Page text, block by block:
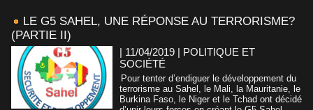
LE G5 SAHEL, UNE RÉPONSE AU TERRORISME?
(PARTIE II)
| 11/04/2019 | POLITIQUE ET
SOCIÉTÉ
Pour tenter d’endiguer le développement du
terrorisme au Sahel, le Mali, la Mauritanie, le
Burkina Faso, le Niger et le Tchad ont décidé